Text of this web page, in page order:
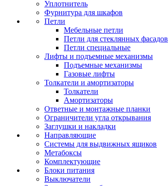
Уплотнитель
Фурнитура для шкафов
Петли
Мебельные петли
Петли для стеклянных фасадов
Петли специальные
Лифты и подъемные механизмы
Подъемные механизмы
Газовые лифты
Толкатели и амортизаторы
Толкатели
Амортизаторы
Ответные и монтажные планки
Ограничители угла открывания
Заглушки и накладки
Направляющие
Системы для выдвижных ящиков
Метабоксы
Комплектующие
Блоки питания
Выключатели